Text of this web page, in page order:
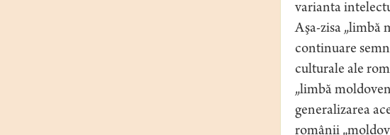
varianta
Aşa-zisa „limbă
continuare
culturale ale
„limbă
generalizarea
românii